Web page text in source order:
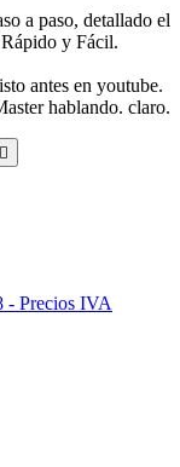
a paso, detallado el
y Fácil.
antes en youtube.
hablando. claro.

- Precios IVA